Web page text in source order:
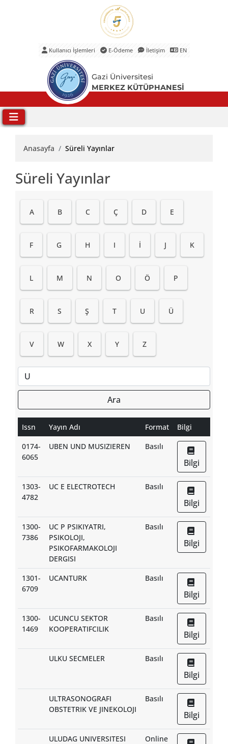
Gazi Üniversitesi
MERKEZ KÜTÜPHANESİ
Kullanıcı İşlemleri E-Ödeme İletişim EN
Anasayfa Süreli Yayınlar
Süreli Yayınlar
A B C Ç D E
F G H I İ J K
L M N O Ö P
R S Ş T U Ü
V W X Y Z
Ara
Issn Yayın Adı Format
Bilgi
0174-
6065
UBEN UND MUSIZIEREN Basılı
Bilgi
1303-
4782
UC E ELECTROTECH Basılı
Bilgi
1300-
7386
UC P PSIKIYATRI,
PSIKOLOJI,
PSIKOFARMAKOLOJI
DERGISI
Basılı
Bilgi
1301-
6709
UCANTURK Basılı
Bilgi
1300-
1469
UCUNCU SEKTOR
KOOPERATIFCILIK
Basılı
Bilgi
ULKU SECMELER Basılı
Bilgi
ULTRASONOGRAFI
OBSTETRIK VE JINEKOLOJI
Basılı
Bilgi
ULUDAG UNIVERSITESI
Online